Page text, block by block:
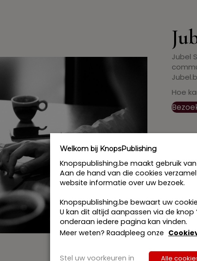
Jubel
Hoe
Welkom bij KnopsPublishing
Knopspublishing.be maakt gebruik
Aan de hand van die cookies
website informatie over uw bezoek.
Knopspublishing.be bewaart uw
U kan dit altijd aanpassen via de knop
onderaan iedere pagina kan vinden.
Meer weten? Raadpleeg onze
Stel uw voorkeuren in Alle